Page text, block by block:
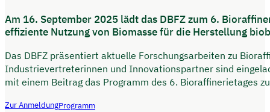
Am 16. September 2025 lädt das DBFZ zum 6.
effiziente Nutzung von Biomasse für die Herstellung
Das DBFZ präsentiert aktuelle Forschungsarbeiten zu
Industrievertreterinnen und Innovationspartner sind
mit einem Beitrag das Programm des 6. Bioraffinerietages
Zur AnmeldungProgramm